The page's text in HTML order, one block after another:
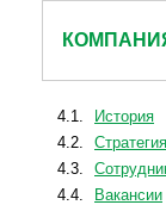
4.1.
История
4.2.
Стратегия
4.3.
4.4.
Вакансии